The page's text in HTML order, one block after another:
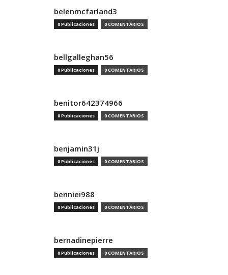
belenmcfarland3
0 Publicaciones 0 COMENTARIOS
bellgalleghan56
0 Publicaciones 0 COMENTARIOS
benitor642374966
0 Publicaciones 0 COMENTARIOS
benjamin31j
0 Publicaciones 0 COMENTARIOS
benniei988
0 Publicaciones 0 COMENTARIOS
bernadinepierre
0 Publicaciones 0 COMENTARIOS